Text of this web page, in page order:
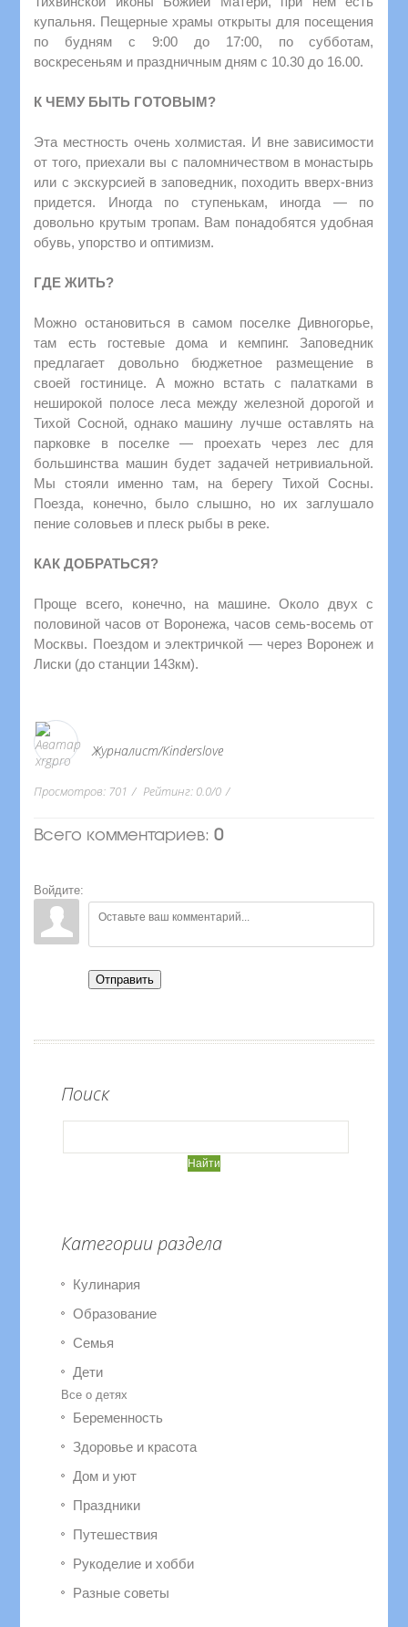
купальня. Пещерные храмы открыты для посещения
по будням с 9:00 до 17:00, по субботам,
воскресеньям и праздничным дням с 10.30 до 16.00.
К ЧЕМУ БЫТЬ ГОТОВЫМ?
Эта местность очень холмистая. И вне зависимости
от того, приехали вы с паломничеством в монастырь
или с экскурсией в заповедник, походить вверх-вниз
придется. Иногда по ступенькам, иногда — по
довольно крутым тропам. Вам понадобятся удобная
обувь, упорство и оптимизм.
ГДЕ ЖИТЬ?
Можно остановиться в самом поселке Дивногорье,
там есть гостевые дома и кемпинг. Заповедник
предлагает довольно бюджетное размещение в
своей гостинице. А можно встать с палатками в
неширокой полосе леса между железной дорогой и
Тихой Сосной, однако машину лучше оставлять на
парковке в поселке — проехать через лес для
большинства машин будет задачей нетривиальной.
Мы стояли именно там, на берегу Тихой Сосны.
Поезда, конечно, было слышно, но их заглушало
пение соловьев и плеск рыбы в реке.
КАК ДОБРАТЬСЯ?
Проще всего, конечно, на машине. Около двух с
половиной часов от Воронежа, часов семь-восемь от
Москвы. Поездом и электричкой — через Воронеж и
Лиски (до станции 143км).
Журналист/Kinderslove
Просмотров: 701 Рейтинг: 0.0/0
Всего комментариев:0
Войдите:
Отправить
Поиск
Категории раздела
Кулинария
Образование
Семья
Дети
Все о детях
Беременность
Здоровье и красота
Дом и уют
Праздники
Путешествия
Рукоделие и хобби
Разные советы